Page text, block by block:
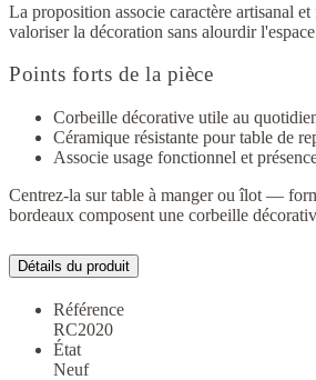
La proposition associe caractère artisanal
valoriser la décoration sans alourdir
Points forts de la pièce
Corbeille décorative utile au
Céramique résistante pour table de
Associe usage fonctionnel et
Centrez-la sur table à manger ou îlot —
bordeaux composent une corbeille
Détails du produit
Référence
RC2020
État
Neuf